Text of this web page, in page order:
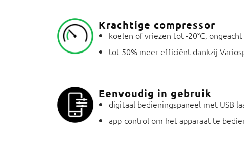
Krachtige compressor
koelen of vriezen tot -20°C,
tot 50% meer efficiënt dankzij
Eenvoudig in gebruik
digitaal bedieningspaneel met USB
app control om het apparaat te